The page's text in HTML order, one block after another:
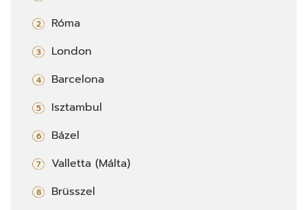
Róma
London
Barcelona
Isztambul
Bázel
Valletta (Málta)
Brüsszel